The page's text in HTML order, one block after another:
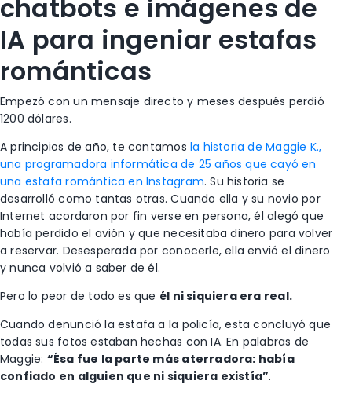
chatbots e imágenes de
IA para ingeniar estafas
románticas
Empezó con un mensaje directo y meses después perdió
1200 dólares.
A principios de año, te contamos la historia de Maggie K.,
una programadora informática de 25 años que cayó en
una estafa romántica en Instagram. Su historia se
desarrolló como tantas otras. Cuando ella y su novio por
Internet acordaron por fin verse en persona, él alegó que
había perdido el avión y que necesitaba dinero para volver
a reservar. Desesperada por conocerle, ella envió el dinero
y nunca volvió a saber de él.
Pero lo peor de todo es que él ni siquiera era real.
Cuando denunció la estafa a la policía, esta concluyó que
todas sus fotos estaban hechas con IA. En palabras de
Maggie: “Ésa fue la parte más aterradora: había
confiado en alguien que ni siquiera existía”.